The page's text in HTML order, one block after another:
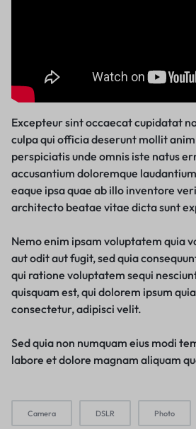
Excepteur sint occaecat cupidatat
culpa qui officia deserunt mollit
perspiciatis unde omnis iste natus
accusantium doloremque
eaque ipsa quae ab illo inventore
architecto beatae vitae dicta sunt
Nemo enim ipsam voluptatem quia
aut odit aut fugit, sed quia
qui ratione voluptatem sequi
quisquam est, qui dolorem ipsum
consectetur, adipisci velit.
Sed quia non numquam eius modi
labore et dolore magnam aliquam
Camera DSLR Photo